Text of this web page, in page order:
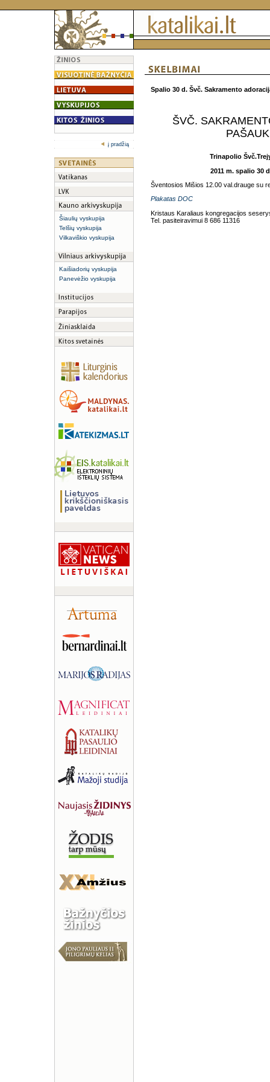
į pradžią
Šiaulių vyskupija
Telšių vyskupija
Vilkaviškio vyskupija
Kaišiadorių vyskupija
Panevėžio vyskupija
Spalio 30 d. Švč. Sakramento
ŠVČ.
Trinapolio
2011 m. spalio 30
Šventosios Mišios 12.00 val.drauge su
Plakatas DOC
Kristaus Karaliaus kongregacijos
Tel. pasiteiravimui 8 686 11316